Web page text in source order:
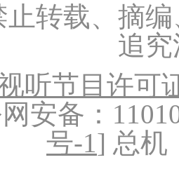
止转载、摘
追
听节目许可
安备：
号-1] 总机